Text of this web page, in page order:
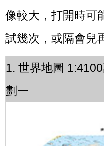
像較大，打開時可
試幾次，或隔會兒
1. 世界地圖
劃一